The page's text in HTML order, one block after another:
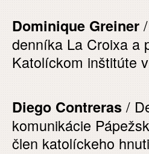
Dominique Greiner
denníka La Croixa a
Katolíckom inštitúte
Diego Contreras /
komunikácie
člen katolíckeho